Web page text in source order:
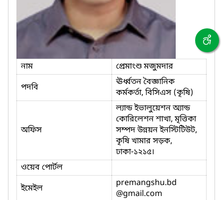
নাম
প্রেমাংশু মজুমদার
পদবি
ঊর্ধ্বতন বৈজ্ঞানিক
কর্মকর্তা, বিসিএস (কৃষি)
অফিস
ল্যান্ড ইভালুয়েশন অ্যান্ড
কোরিলেশন শাখা, মৃত্তিকা
সম্পদ উন্নয়ন ইনস্টিটিউট,
কৃষি খামার সড়ক,
ঢাকা-১২১৫।
ওয়েব পোর্টল
ইমেইল
premangshu.bd
@gmail.com